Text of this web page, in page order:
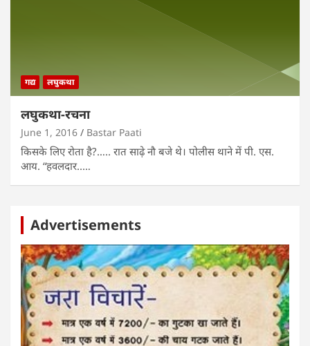
गद्य लघुकथा
लघुकथा-रचना
June 1, 2016 Bastar Paati
किसके लिए रोता है?….. रात साढ़े नौ बजे थे। पोलीस थाने में पी. एस.
आय. “हवलदार..…
Advertisements